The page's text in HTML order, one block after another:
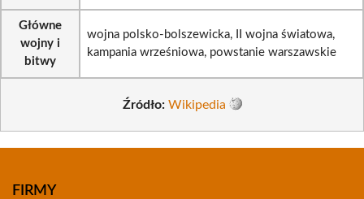
Główne
wojny i
bitwy
wojna polsko-bolszewicka, II wojna światowa,
kampania wrześniowa, powstanie warszawskie
Źródło: Wikipedia
FIRMY